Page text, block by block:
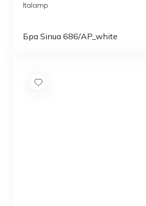
Italamp
Бра Sinua 686/AP_white